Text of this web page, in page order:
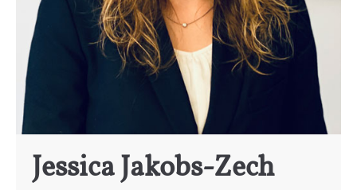
Jessica Jakobs-Zech